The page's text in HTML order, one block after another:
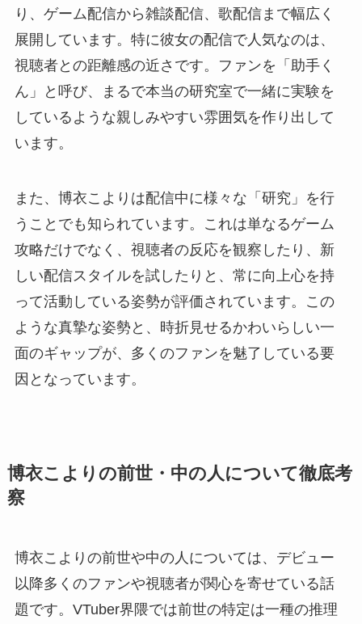
り、ゲーム配信から雑談配信、歌配信まで幅広く
展開しています。特に彼女の配信で人気なのは、
視聴者との距離感の近さです。ファンを「助手く
ん」と呼び、まるで本当の研究室で一緒に実験を
しているような親しみやすい雰囲気を作り出して
います。
また、博衣こよりは配信中に様々な「研究」を行
うことでも知られています。これは単なるゲーム
攻略だけでなく、視聴者の反応を観察したり、新
しい配信スタイルを試したりと、常に向上心を持
って活動している姿勢が評価されています。この
ような真摯な姿勢と、時折見せるかわいらしい一
面のギャップが、多くのファンを魅了している要
因となっています。
博衣こよりの前世・中の人について徹底考
察
博衣こよりの前世や中の人については、デビュー
以降多くのファンや視聴者が関心を寄せている話
題です。VTuber界隈では前世の特定は一種の推理